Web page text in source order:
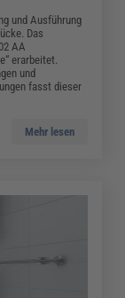
und Ausführung
Das
AA
erarbeitet.
und
fasst dieser
Mehr lesen